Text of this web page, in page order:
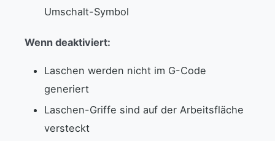
Umschalt-Symbol
Wenn deaktiviert:
Laschen werden nicht im G-Code
generiert
Laschen-Griffe sind auf der Arbeitsfläche
versteckt